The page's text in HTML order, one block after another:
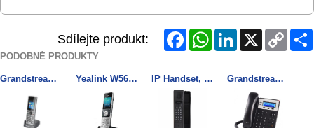
Sdílejte produkt: FacebookWhatsAppLinkedInX
Copy
Link
PODOBNÉ PRODUKTY
Grandstream DP722 SIP DECT ručka Yealink W56H SIP DECT ručka IP Handset, Black Grandstream GXP1625 SIP telefon